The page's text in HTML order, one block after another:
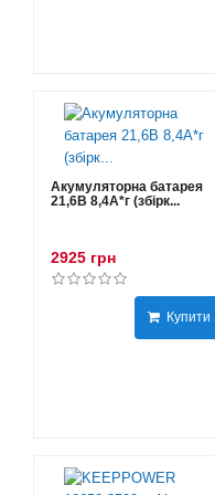
Акумуляторна батарея
21,6В 8,4A*г (збірк...
2925 грн
Купити